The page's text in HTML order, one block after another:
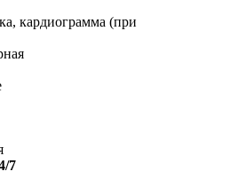
кардиограмма (при
7